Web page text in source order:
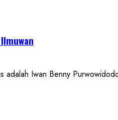
Iwan Benny